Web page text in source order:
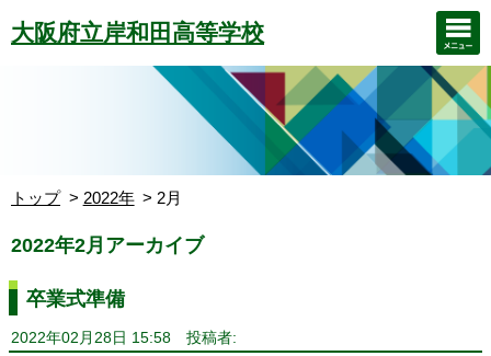
大阪府立岸和田高等学校
トップ 2022年 2月
2022年2月アーカイブ
卒業式準備
2022年02月28日 15:58 投稿者: